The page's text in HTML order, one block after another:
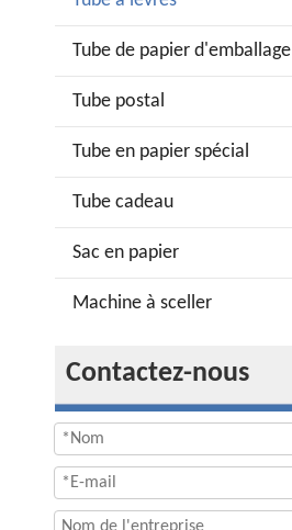
Tube de papier d'emballage
Tube postal
Tube en papier spécial
Tube cadeau
Sac en papier
Machine à sceller
Contactez-nous